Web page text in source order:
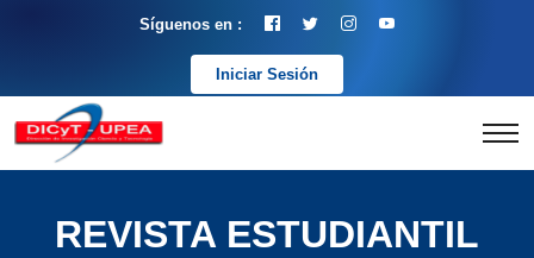
Síguenos en :
Iniciar Sesión
REVISTA ESTUDIANTIL